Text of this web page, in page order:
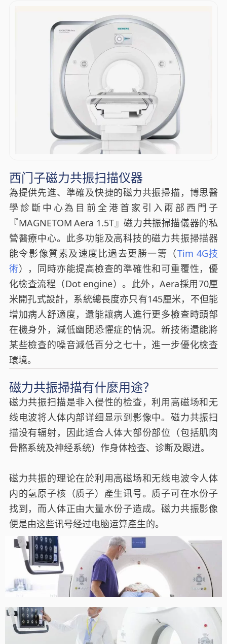
西门子磁力共振扫描仪器
為提供先進、準確及快捷的磁力共振掃描，博思醫
學診斷中心為目前全港首家引入兩部西門子
『MAGNETOM Aera 1.5T』磁力共振掃描儀器的私
營醫療中心。此多功能及高科技的磁力共振掃描器
能令影像質素及速度比過去更勝一籌（Tim 4G技
術），同時亦能提高檢查的準確性和可重覆性，優
化檢查流程（Dot engine）。此外，Aera採用70厘
米開孔式設計，系統總長度亦只有145厘米，不但能
增加病人舒適度，還能讓病人進行更多檢查時頭部
在機身外，減低幽閉恐懼症的情況。新技術還能將
某些檢查的噪音減低百分之七十，進一步優化檢查
環境。
磁力共振掃描有什麼用途？
磁力共振扫描是非入侵性的检查，利用高磁场和无
线电波将人体内部详细显示到影像中。磁力共振扫
描没有辐射，因此适合人体大部份部位（包括肌肉
骨骼系统及神经系统）作身体检查、诊断及跟进。
磁力共振的理论在於利用高磁场和无线电波令人体
内的氢原子核（质子）產生讯号。质子可在水份子
找到，而人体正由大量水份子造成。磁力共振影像
便是由这些讯号经过电脑运算產生的。